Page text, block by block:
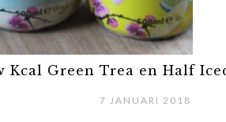
Kcal Green Trea en Half
7 JANUARI 2018